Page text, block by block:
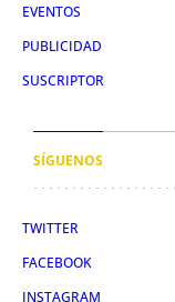
EVENTOS
PUBLICIDAD
SUSCRIPTOR
SÍGUENOS
TWITTER
FACEBOOK
INSTAGRAM